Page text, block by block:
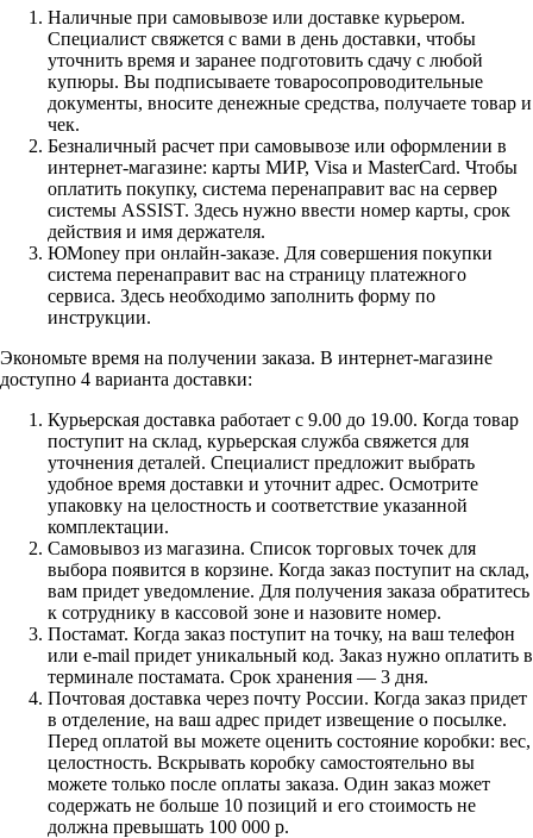
Наличные при самовывозе или доставке курьером.
Специалист свяжется с вами в день доставки, чтобы
уточнить время и заранее подготовить сдачу с любой
купюры. Вы подписываете товаросопроводительные
документы, вносите денежные средства, получаете товар и
чек.
Безналичный расчет при самовывозе или оформлении в
интернет-магазине: карты МИР, Visa и MasterCard. Чтобы
оплатить покупку, система перенаправит вас на сервер
системы ASSIST. Здесь нужно ввести номер карты, срок
действия и имя держателя.
ЮMoney при онлайн-заказе. Для совершения покупки
система перенаправит вас на страницу платежного
сервиса. Здесь необходимо заполнить форму по
инструкции.
Экономьте время на получении заказа. В интернет-магазине
доступно 4 варианта доставки:
Курьерская доставка работает с 9.00 до 19.00. Когда товар
поступит на склад, курьерская служба свяжется для
уточнения деталей. Специалист предложит выбрать
удобное время доставки и уточнит адрес. Осмотрите
упаковку на целостность и соответствие указанной
комплектации.
Самовывоз из магазина. Список торговых точек для
выбора появится в корзине. Когда заказ поступит на склад,
вам придет уведомление. Для получения заказа обратитесь
к сотруднику в кассовой зоне и назовите номер.
Постамат. Когда заказ поступит на точку, на ваш телефон
или e-mail придет уникальный код. Заказ нужно оплатить в
терминале постамата. Срок хранения — 3 дня.
Почтовая доставка через почту России. Когда заказ придет
в отделение, на ваш адрес придет извещение о посылке.
Перед оплатой вы можете оценить состояние коробки: вес,
целостность. Вскрывать коробку самостоятельно вы
можете только после оплаты заказа. Один заказ может
содержать не больше 10 позиций и его стоимость не
должна превышать 100 000 р.